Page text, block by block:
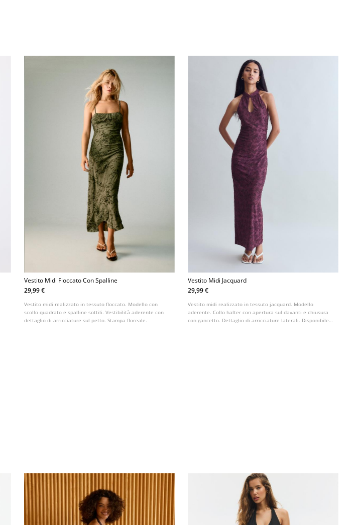
Vestito Midi Floccato Con Spalline
29,99 €
Vestito midi realizzato in tessuto floccato. Modello con
scollo quadrato e spalline sottili. Vestibilità aderente con
dettaglio di arricciature sul petto. Stampa floreale.
Vestito Midi Jacquard
29,99 €
Vestito midi realizzato in tessuto jacquard. Modello
aderente. Collo halter con apertura sul davanti e chiusura
con gancetto. Dettaglio di arricciature laterali. Disponibile